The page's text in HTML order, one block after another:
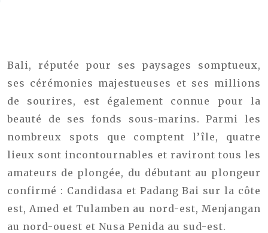
Bali, réputée pour ses paysages somptueux,
ses cérémonies majestueuses et ses millions
de sourires, est également connue pour la
beauté de ses fonds sous-marins. Parmi les
nombreux spots que comptent l’île, quatre
lieux sont incontournables et raviront tous les
amateurs de plongée, du débutant au plongeur
confirmé : Candidasa et Padang Bai sur la côte
est, Amed et Tulamben au nord-est, Menjangan
au nord-ouest et Nusa Penida au sud-est.